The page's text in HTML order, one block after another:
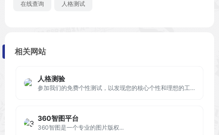
在线查询 人格测试
相关网站
人格测验
参加我们的免费个性测试，以发现您的核心个性和理想的工作。
360智图平台
360智图是一个专业的图片版权...